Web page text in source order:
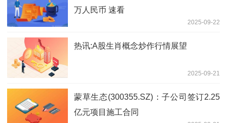
万人民币 速看
2025-09-22
热讯:A股生肖概念炒作行情展望
2025-09-21
蒙草生态(300355.SZ)：子公司签订2.25
亿元项目施工合同